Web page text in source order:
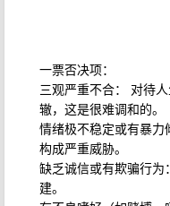
一票否决项：
三观严重不合： 对待
辙，这是很难调和的。
情绪极不稳定或有暴
构成严重威胁。
缺乏诚信或有欺骗行
建。